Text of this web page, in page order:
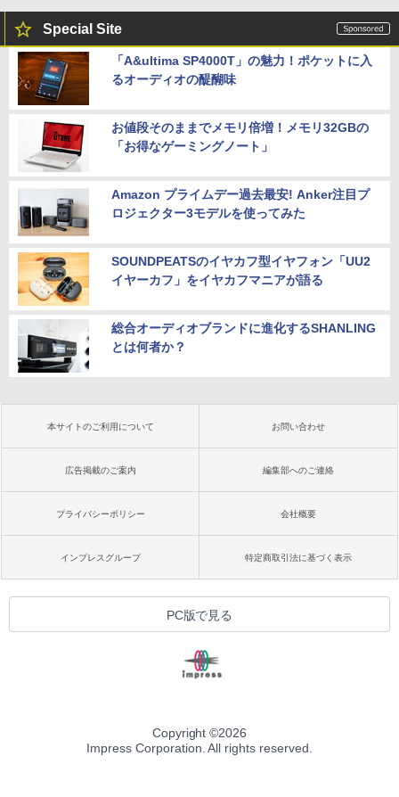
Special Site
「A&ultima SP4000T」の魅力！ポケットに入
るオーディオの醍醐味
お値段そのままでメモリ倍増！メモリ32GBの
「お得なゲーミングノート」
Amazon プライムデー過去最安! Anker注目プ
ロジェクター3モデルを使ってみた
SOUNDPEATSのイヤカフ型イヤフォン「UU2
イヤーカフ」をイヤカフマニアが語る
総合オーディオブランドに進化するSHANLING
とは何者か？
本サイトのご利用について お問い合わせ
広告掲載のご案内 編集部へのご連絡
プライバシーポリシー 会社概要
インプレスグループ 特定商取引法に基づく表示
PC版で見る
Copyright ©2026
Impress Corporation. All rights reserved.